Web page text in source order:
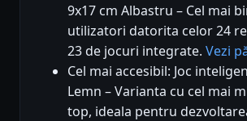
9x17 cm Albastru – Cel mai
utilizatori datorita celor 24
23 de jocuri integrate. Vezi
Cel mai accesibil: Joc
Lemn – Varianta cu cel mai
top, ideala pentru